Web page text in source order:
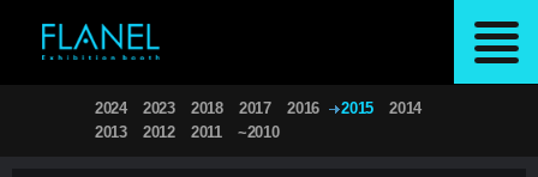
2024 2023 2018 2017 2016 2015
2014
2013
2012 2011 ~2010